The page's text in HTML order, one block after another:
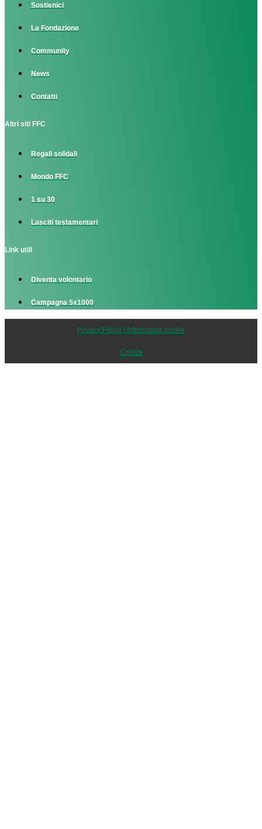
Sostienici
La Fondazione
Community
News
Contatti
Altri siti FFC
Regali solidali
Mondo FFC
1 su 30
Lasciti testamentari
Link utili
Diventa volontario
Campagna 5x1000
Privacy Policy | Informativa cookie
Credits